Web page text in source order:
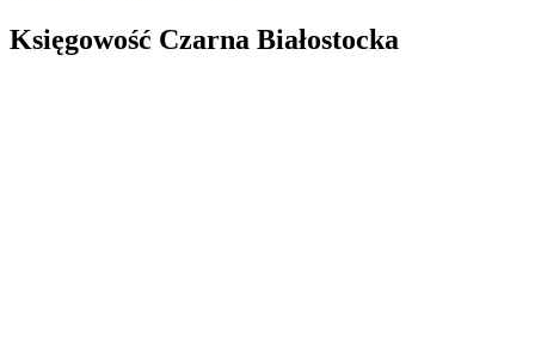
Księgowość Czarna Białostocka